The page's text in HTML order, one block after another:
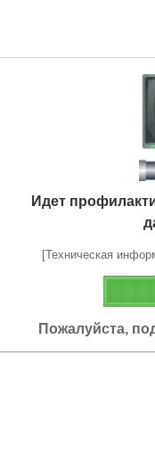
Идет
[Техническая
Пожалуйста,